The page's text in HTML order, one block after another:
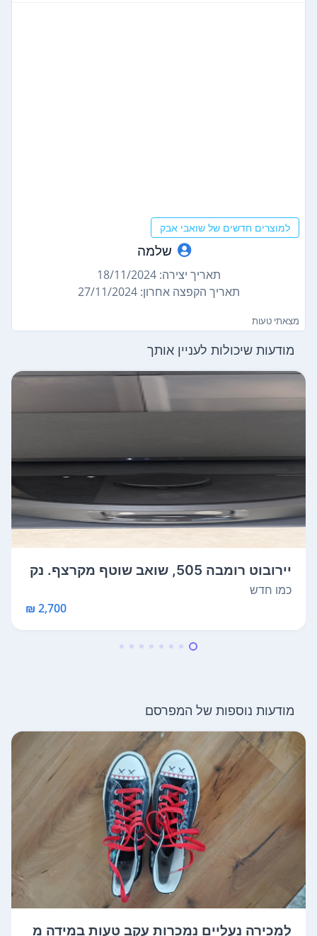
למוצרים חדשים של שואבי אבק
שלמה
תאריך יצירה: 18/11/2024
תאריך הקפצה אחרון: 27/11/2024
מצאתי טעות
מודעות שיכולות לעניין אותך
יירובוט רומבה 505, שואב שוטף מקרצף. נק
נה...
כמו חדש
2,700 ₪
מודעות נוספות של המפרסם
למכירה נעליים נמכרות עקב טעות במידה מ